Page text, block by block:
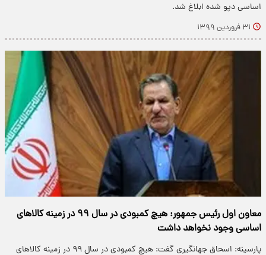
اساسی دپو شده ابلاغ شد.
۳۱ فروردین ۱۳۹۹
معاون اول رئیس جمهور: هیچ کمبودی در سال ۹۹ در زمینه کالا‌های
اساسی وجود نخواهد داشت
پارسینه: اسحاق جهانگیری گفت: هیچ کمبودی در سال ۹۹ در زمینه کالا‌های